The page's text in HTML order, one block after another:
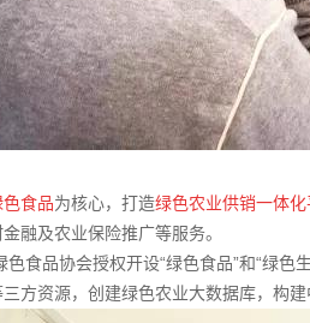
食品为核心，打造绿色农业供销一体化
融及农业保险推广等服务。
食品协会授权开设“绿色食品”和“绿
方资源，创建绿色农业大数据库，构建